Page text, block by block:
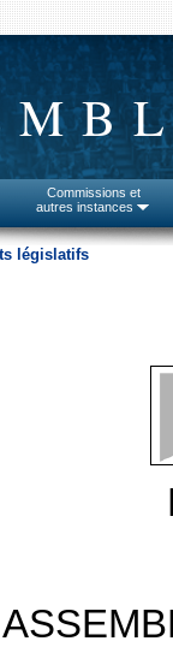
Commissions et
autres instances
législatifs